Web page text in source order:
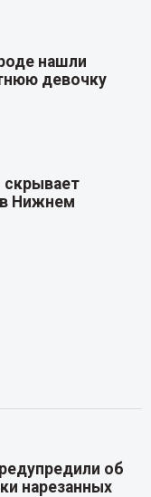
нашли
девочку
скрывает
Нижнем
об
нарезанных